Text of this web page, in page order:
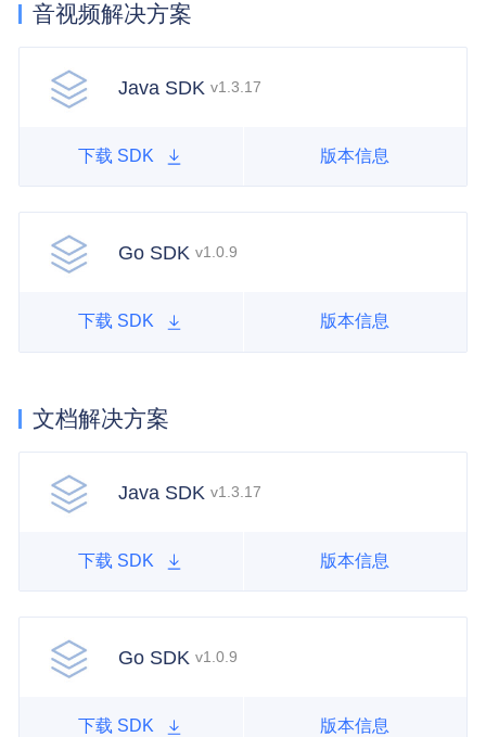
音视频解决方案
Java SDK v1.3.17
下载 SDK 版本信息
Go SDK v1.0.9
下载 SDK 版本信息
文档解决方案
Java SDK v1.3.17
下载 SDK 版本信息
Go SDK v1.0.9
下载 SDK 版本信息